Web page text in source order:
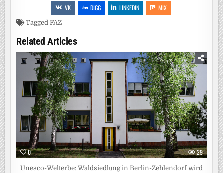
VK
DIGG LINKEDIN MIX
TaggedFAZ
Related Articles
0 29
Unesco-Welterbe: Waldsiedlung in Berlin-Zehlendorf wird